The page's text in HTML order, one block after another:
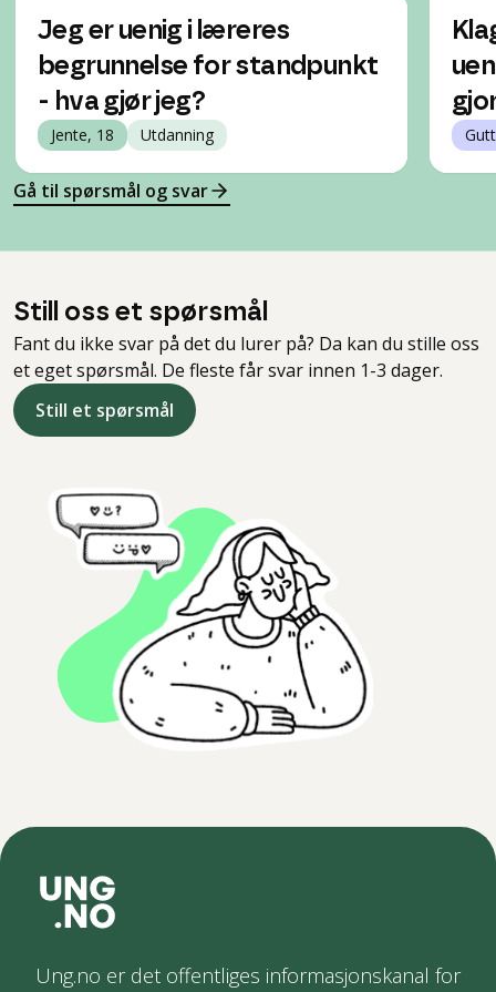
Jeg er uenig i læreres
begrunnelse for standpunkt
- hva gjør jeg?
Jente, 18 Utdanning
Gå til spørsmål og svar
Still oss et spørsmål
Fant du ikke svar på det du lurer på? Da kan du stille oss
et eget spørsmål. De fleste får svar innen 1-3 dager.
Still et spørsmål
Ung.no er det offentliges informasjonskanal for